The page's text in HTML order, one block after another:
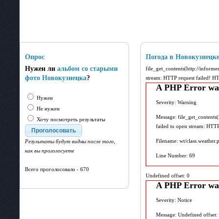
Опрос
Нужен ли альбом со старыми
фото Новокузнецка?
Нужен
Не нужен
Хочу посмотреть результаты
Результаты будут видны после того,
как вы проголосуете
Всего проголосовало - 670
Погода в Новокузнецке
file_get_contents(http://
stream: HTTP request failed!
A PHP Error
Severity: Warning
Message:
failed to open stream:
Filename: wt/
Line Number: 69
Undefined offset: 0
A PHP Error
Severity: Notice
Message: Undefined offset: